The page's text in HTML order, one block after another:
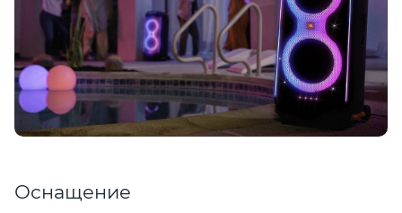
Оснащение